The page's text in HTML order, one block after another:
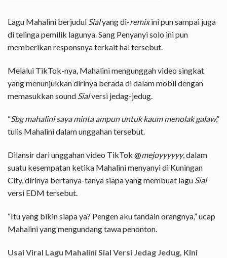
Lagu Mahalini berjudul Sialyang di-remixini pun sampai juga
di telinga pemilik lagunya. Sang Penyanyi solo ini pun
memberikan responsnya terkait hal tersebut.
Melalui TikTok-nya, Mahalini mengunggah video singkat
yang menunjukkan dirinya berada di dalam mobil dengan
memasukkan sound Sialversi jedag-jedug.
“Sbg mahalini saya minta ampun untuk kaum menolak galaw,”
tulis Mahalini dalam unggahan tersebut.
Dilansir dari unggahan video TikTok @mejoyyyyyy, dalam
suatu kesempatan ketika Mahalini menyanyi di Kuningan
City, dirinya bertanya-tanya siapa yang membuat lagu Sial
versi EDM tersebut.
“Itu yang bikin siapa ya? Pengen aku tandain orangnya,” ucap
Mahalini yang mengundang tawa penonton.
Usai Viral Lagu Mahalini Sial Versi Jedag Jedug, Kini